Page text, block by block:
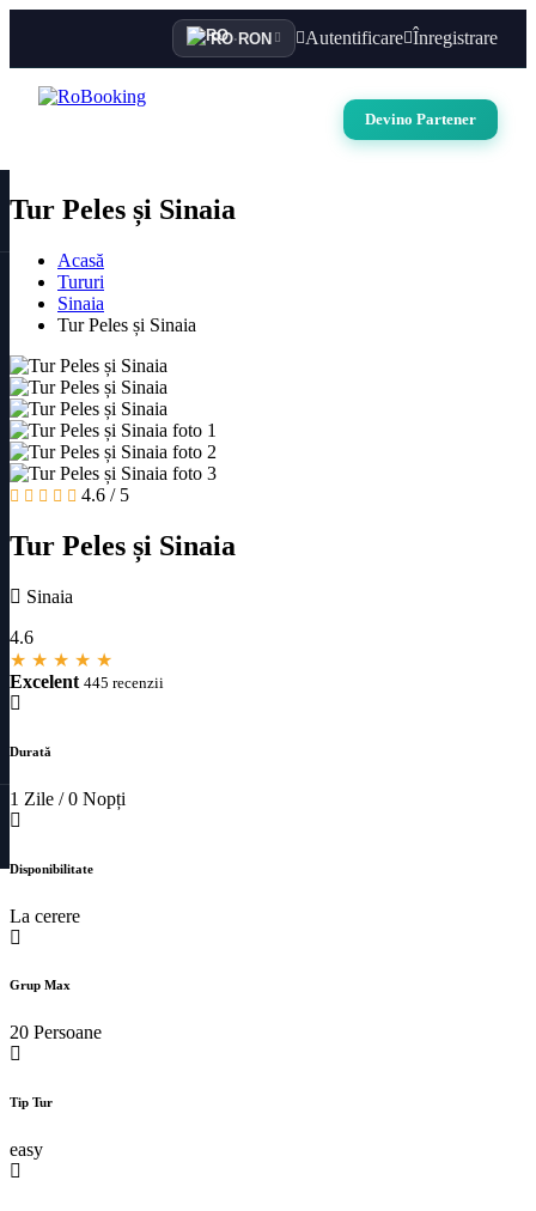
RO·RON Autentificare Înregistrare
Devino Partener
Tur Peles și Sinaia
Acasă
Tururi
Sinaia
Tur Peles și Sinaia
4.6 / 5
Tur Peles și Sinaia
Sinaia
4.6
★ ★ ★ ★ ★
Excelent 445 recenzii
Durată
1 Zile / 0 Nopți
Disponibilitate
La cerere
Grup Max
20 Persoane
Tip Tur
easy